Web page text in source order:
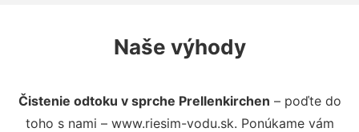
Naše výhody
Čistenie odtoku v sprche Prellenkirchen – poďte do
toho s nami – www.riesim-vodu.sk. Ponúkame vám